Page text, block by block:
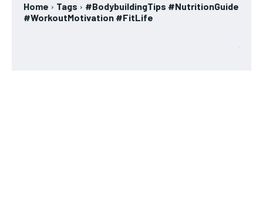
Home Tags
#BodybuildingTips #NutritionGuide
#WorkoutMotivation #FitLife